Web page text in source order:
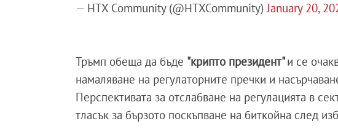
— HTX Community (@HTXCommunity)January 20,
Тръмп обеща да бъде "крипто президент"и се
намаляване на регулаторните пречки и
Перспективата за отслабване на регулацията в
тласък за бързото поскъпване на биткойна след